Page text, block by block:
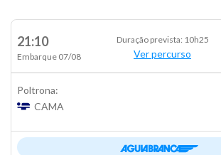
21:10
Embarque 07/08
Duração prevista: 10h25
Ver percurso
Poltrona:
CAMA